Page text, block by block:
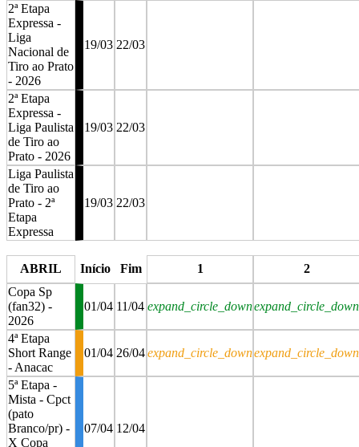
2ª Etapa
Expressa -
Liga
Nacional de
Tiro ao Prato
- 2026
19/03 22/03
2ª Etapa
Expressa -
Liga Paulista
de Tiro ao
Prato - 2026
19/03 22/03
Liga Paulista
de Tiro ao
Prato - 2ª
Etapa
Expressa
19/03 22/03
ABRIL
Início Fim 1
2
Copa Sp
(fan32) -
2026
01/04 11/04 expand_circle_downexpand_circle_down
4ª Etapa
Short Range
- Anacac
01/04 26/04expand_circle_downexpand_circle_down
5ª Etapa -
Mista - Cpct
(pato
Branco/pr) -
X Copa
07/04 12/04